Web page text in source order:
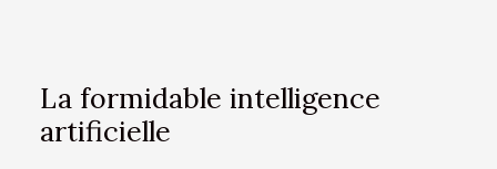
La formidable intelligence
artificielle